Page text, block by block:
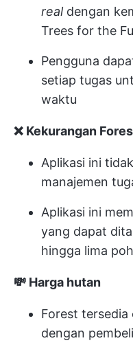
realdengan
Trees for the
Pengguna
setiap tugas
waktu
❌ Kekurangan
Aplikasi ini
manajemen
Aplikasi ini
yang dapat
hingga lima
💸 Harga hutan
Forest
dengan